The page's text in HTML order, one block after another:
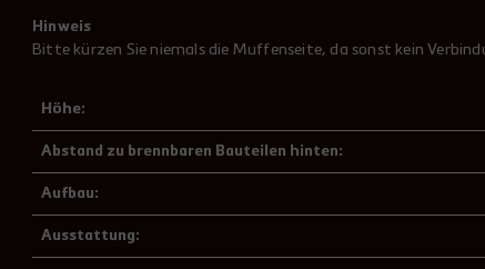
Hinweis
Bitte kürzen Sie niemals die Muffenseite, da sonst kein
Höhe:
Abstand zu brennbaren Bauteilen hinten:
Aufbau:
Ausstattung: